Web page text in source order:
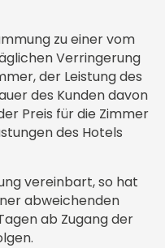
zu einer vom
Verringerung
der Leistung des
des Kunden davon
Preis für die Zimmer
des Hotels
vereinbart, so hat
abweichenden
ab Zugang der